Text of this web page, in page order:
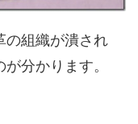
の組織が潰され
分かります。